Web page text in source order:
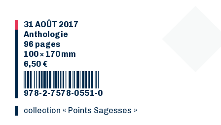
31 AOÛT 2017
Anthologie
96 pages
100 × 170 mm
6,50 €
978-2-7578-0551-0
Collection « Points Sagesses »